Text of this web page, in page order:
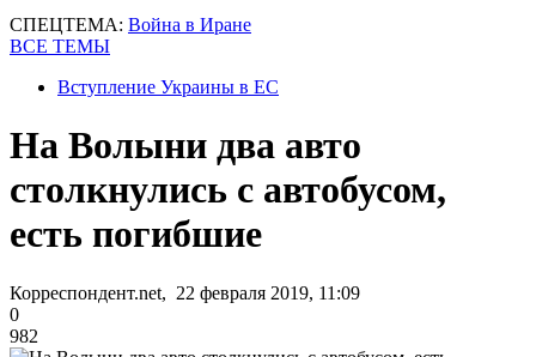
СПЕЦТЕМА: Война в Иране
ВСЕ ТЕМЫ
Вступление Украины в ЕС
На Волыни два авто
столкнулись с автобусом,
есть погибшие
Корреспондент.net, 22 февраля 2019, 11:09
0
982